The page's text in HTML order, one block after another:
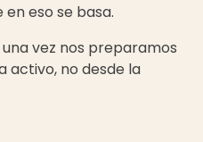
eso se basa.
vez nos preparamos
activo, no desde la